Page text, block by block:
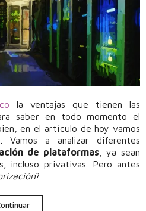
la ventajas que tienen las
saber en todo momento el
en el artículo de hoy vamos
Vamos a analizar diferentes
de plataformas , ya sean
incluso privativas. Pero antes
?